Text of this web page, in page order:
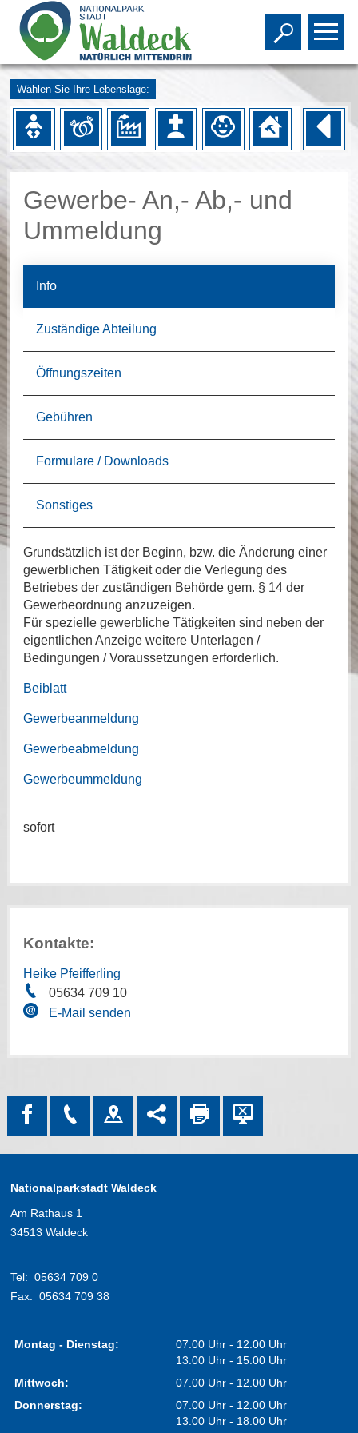
Toggle
Wählen Sie Ihre Lebenslage:
Gewerbe- An,- Ab,- und
Ummeldung
Info
Zuständige Abteilung
Öffnungszeiten
Gebühren
Formulare / Downloads
Sonstiges
Grundsätzlich ist der Beginn, bzw. die Änderung einer
gewerblichen Tätigkeit oder die Verlegung des
Betriebes der zuständigen Behörde gem. § 14 der
Gewerbeordnung anzuzeigen.
Für spezielle gewerbliche Tätigkeiten sind neben der
eigentlichen Anzeige weitere Unterlagen /
Bedingungen / Voraussetzungen erforderlich.
Beiblatt
Gewerbeanmeldung
Gewerbeabmeldung
Gewerbeummeldung
sofort
Kontakte:
Heike Pfeifferling
05634 709 10
E-Mail senden
Nationalparkstadt Waldeck
Am Rathaus 1
34513 Waldeck
Tel: 05634 709 0
Fax: 05634 709 38
Montag - Dienstag:
07.00 Uhr - 12.00 Uhr
13.00 Uhr - 15.00 Uhr
Mittwoch:
07.00 Uhr - 12.00 Uhr
Donnerstag:
07.00 Uhr - 12.00 Uhr
13.00 Uhr - 18.00 Uhr